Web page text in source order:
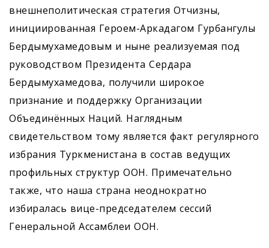
внешнеполитическая стратегия Отчизны,
инициированная Героем-Аркадагом Гурбангулы
Бердымухамедовым и ныне реализуемая под
руководством Президента Сердара
Бердымухамедова, получили широкое
признание и поддержку Организации
Объединённых Наций. Наглядным
свидетельством тому является факт регулярного
избрания Туркменистана в состав ведущих
профильных структур ООН. Примечательно
также, что наша страна неоднократно
избиралась вице-председателем сессий
Генеральной Ассамблеи ООН.